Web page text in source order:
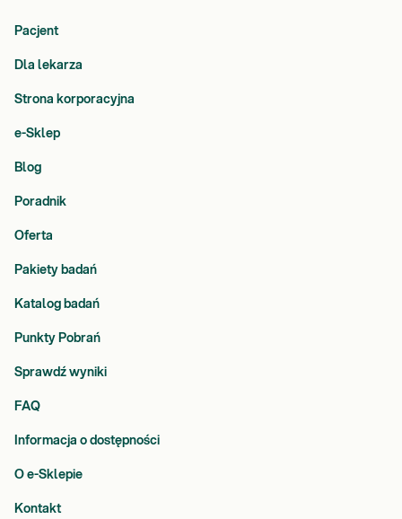
Pacjent
Dla lekarza
Strona korporacyjna
e-Sklep
Blog
Poradnik
Oferta
Pakiety badań
Katalog badań
Punkty Pobrań
Sprawdź wyniki
FAQ
Informacja o dostępności
O e-Sklepie
Kontakt